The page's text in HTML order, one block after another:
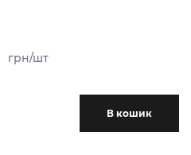
грн/шт
В кошик